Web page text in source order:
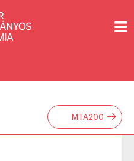
MTA200 →